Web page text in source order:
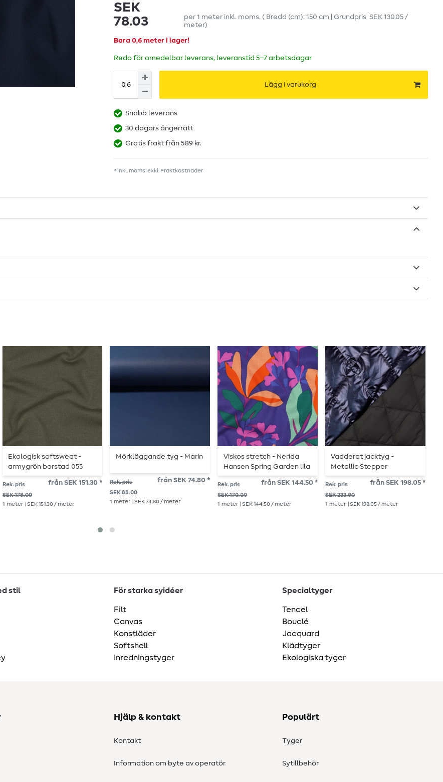
SEK
78.03
per 1 meter inkl. moms. ( Bredd (cm): 150 cm | Grundpris SEK 130.05 /
meter)
Bara 0,6 meter i lager!
Redo för omedelbar leverans, leveranstid 5–7 arbetsdagar
Lägg i varukorg
Snabb leverans
30 dagars ångerrätt
Gratis frakt från 589 kr.
* inkl. moms. exkl. Fraktkostnader
Ekologisk softsweat -
armygrön borstad 055
Rek. pris
SEK 178.00
från SEK 151.30 *
1 meter | SEK 151.30 / meter
Mörkläggande tyg - Marin
Rek. pris
SEK 88.00
från SEK 74.80 *
1 meter | SEK 74.80 / meter
Viskos stretch - Nerida
Hansen Spring Garden lila
blå
Rek. pris
SEK 170.00
från SEK 144.50 *
1 meter | SEK 144.50 / meter
Vadderat jacktyg -
Metallic Stepper
Rutmönster Navy
Vadderad
Rek. pris
SEK 233.00
från SEK 198.05 *
1 meter | SEK 198.05 / meter
stil För starka syidéer
Filt
Canvas
Konstläder
Softshell
Inredningstyger
Specialtyger
Tencel
Bouclé
Jacquard
Klädtyger
Ekologiska tyger
Hjälp & kontakt
Kontakt
Information om byte av operatör
Populärt
Tyger
Sytillbehör